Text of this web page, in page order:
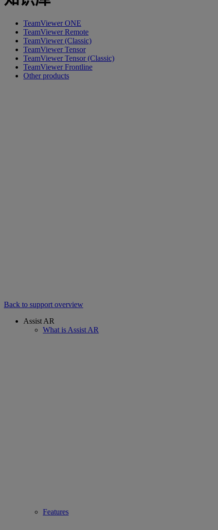
TeamViewer ONE
TeamViewer Remote
TeamViewer (Classic)
TeamViewer Tensor
TeamViewer Tensor (Classic)
TeamViewer Frontline
Other products
Back to support overview
Assist AR
What is Assist AR
Features